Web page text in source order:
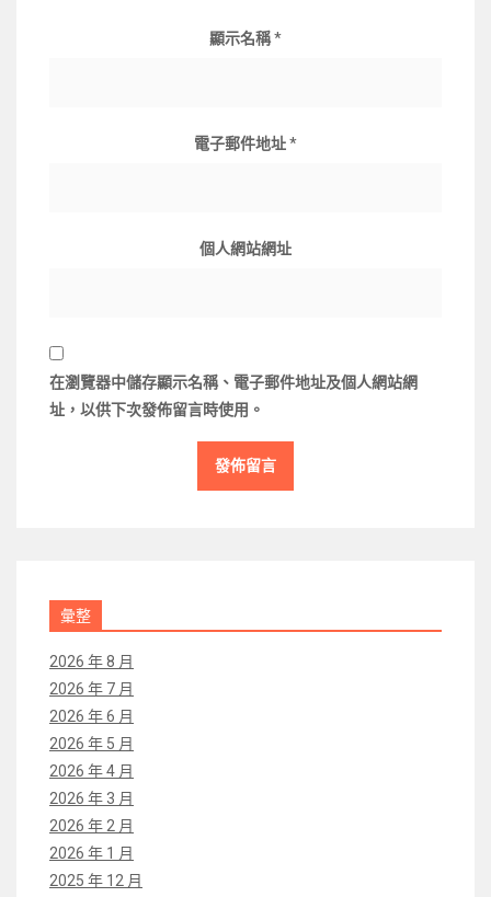
顯示名稱*
電子郵件地址*
個人網站網址
在瀏覽器中儲存顯示名稱、電子郵件地址及個人網站網
址，以供下次發佈留言時使用。
彙整
2026 年 8 月
2026 年 7 月
2026 年 6 月
2026 年 5 月
2026 年 4 月
2026 年 3 月
2026 年 2 月
2026 年 1 月
2025 年 12 月